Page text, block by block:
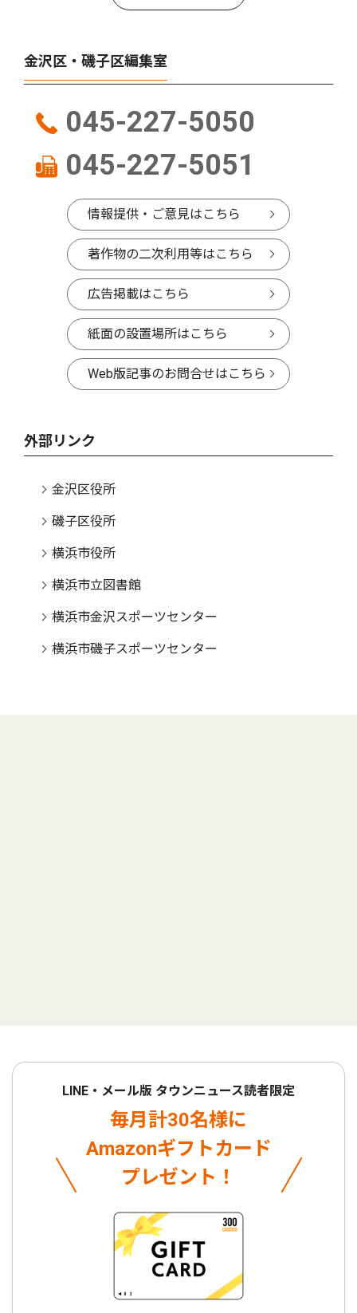
金沢区・磯子区編集室
045-227-5050
045-227-5051
情報提供・ご意見はこちら
著作物の二次利用等はこちら
広告掲載はこちら
紙面の設置場所はこちら
Web版記事のお問合せはこちら
外部リンク
金沢区役所
磯子区役所
横浜市役所
横浜市立図書館
横浜市金沢スポーツセンター
横浜市磯子スポーツセンター
LINE・メール版 タウンニュース読者限定
毎月計30名様に
Amazonギフトカード
プレゼント！